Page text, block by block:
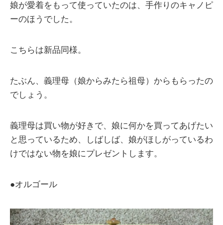
娘が愛着をもって使っていたのは、手作りのキャノピ
ーのほうでした。
こちらは新品同様。
たぶん、義理母（娘からみたら祖母）からもらったの
でしょう。
義理母は買い物が好きで、娘に何かを買ってあげたい
と思っているため、しばしば、娘がほしがっているわ
けではない物を娘にプレゼントします。
●オルゴール